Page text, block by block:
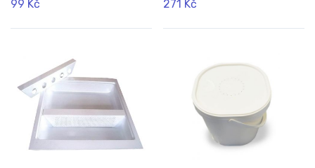
99 Kč 271 Kč